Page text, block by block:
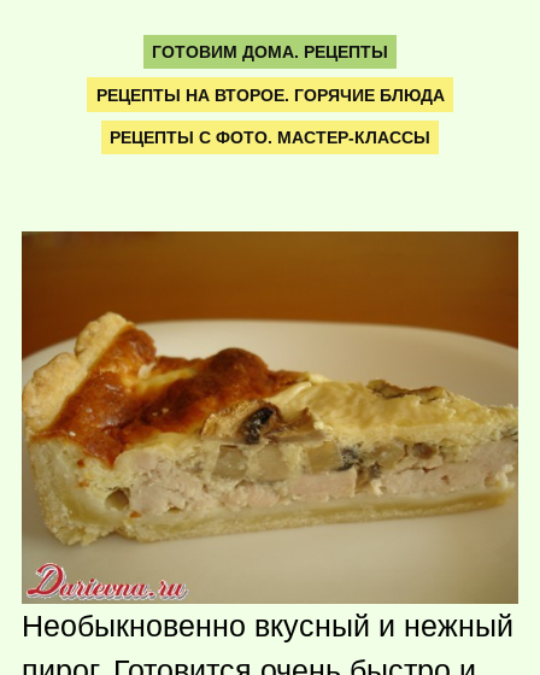
ГОТОВИМ ДОМА. РЕЦЕПТЫ
РЕЦЕПТЫ НА ВТОРОЕ. ГОРЯЧИЕ БЛЮДА
РЕЦЕПТЫ С ФОТО. МАСТЕР-КЛАССЫ
Необыкновенно вкусный и нежный